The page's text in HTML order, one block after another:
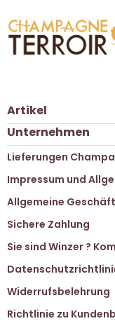
Artikel
Unternehmen
Lieferungen
Impressum und
Allgemeine
Sichere Zahlung
Sie sind Winzer ?
Widerrufsbelehrung
Richtlinie zu